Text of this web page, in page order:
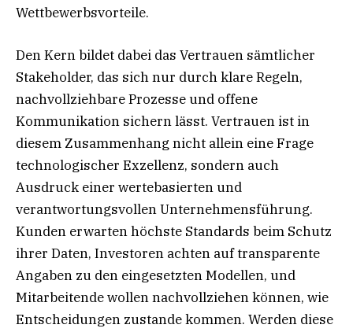
Wettbewerbsvorteile.
Den Kern bildet dabei das Vertrauen sämtlicher
Stakeholder, das sich nur durch klare Regeln,
nachvollziehbare Prozesse und offene
Kommunikation sichern lässt. Vertrauen ist in
diesem Zusammenhang nicht allein eine Frage
technologischer Exzellenz, sondern auch
Ausdruck einer wertebasierten und
verantwortungsvollen Unternehmensführung.
Kunden erwarten höchste Standards beim Schutz
ihrer Daten, Investoren achten auf transparente
Angaben zu den eingesetzten Modellen, und
Mitarbeitende wollen nachvollziehen können, wie
Entscheidungen zustande kommen. Werden diese